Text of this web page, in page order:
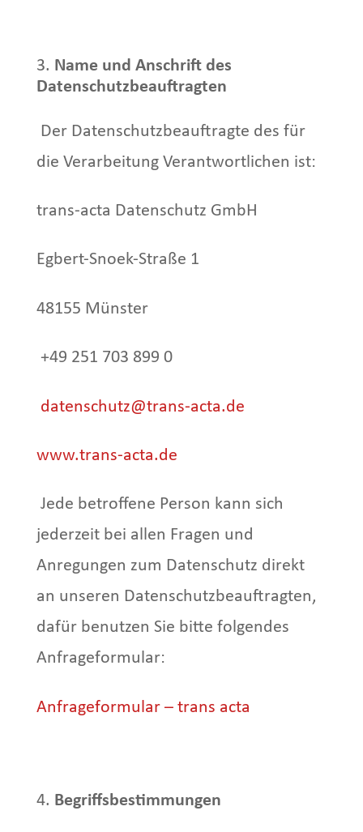
Name und Anschrift des
Datenschutzbeauftragten
Der Datenschutzbeauftragte des für
die Verarbeitung Verantwortlichen ist:
trans-acta Datenschutz GmbH
Egbert-Snoek-Straße 1
48155 Münster
+49 251 703 899 0
datenschutz@trans-acta.de
www.trans-acta.de
Jede betroffene Person kann sich
jederzeit bei allen Fragen und
Anregungen zum Datenschutz direkt
an unseren Datenschutzbeauftragten,
dafür benutzen Sie bitte folgendes
Anfrageformular:
Anfrageformular – trans acta
Begriffsbestimmungen